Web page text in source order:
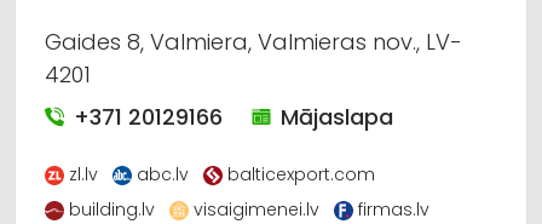
Gaides 8, Valmiera, Valmieras nov., LV-
4201
+371 20129166
Mājaslapa
zl.lv abc.lv
balticexport.com
building.lv
visaigimenei.lv firmas.lv